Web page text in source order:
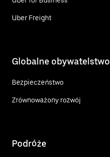
Uber Freight
Globalne obywatelstwo
Bezpieczeństwo
Zrównoważony rozwój
Podróże